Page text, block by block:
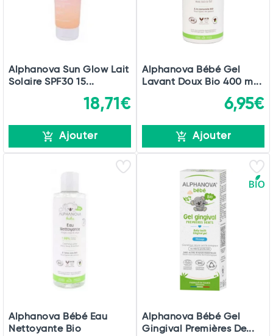
Alphanova Sun Glow Lait
Solaire SPF30 15...
18,71€
Ajouter
Alphanova Bébé Gel
Lavant Doux Bio 400 m...
6,95€
Ajouter
Alphanova Bébé Eau
Nettoyante Bio
Alphanova Bébé Gel
Gingival Premières De...